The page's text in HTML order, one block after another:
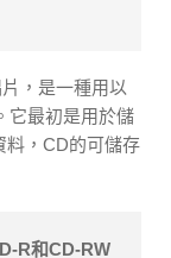
，是一種用以
它最初是用於儲
料，CD的可儲存
R和CD-RW